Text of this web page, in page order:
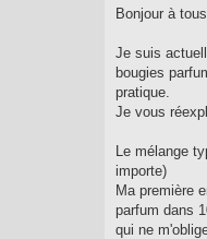
s
g
Bonjour à tous,
Je suis
bougies
pratique.
Je vous
Le mélange
importe)
Ma première
parfum dans
qui ne